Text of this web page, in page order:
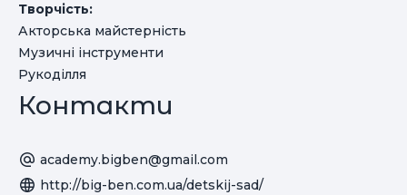
Творчість:
Акторська майстерність
Музичні інструменти
Рукоділля
Контакти
academy.bigben@gmail.com
http://big-ben.com.ua/detskij-sad/